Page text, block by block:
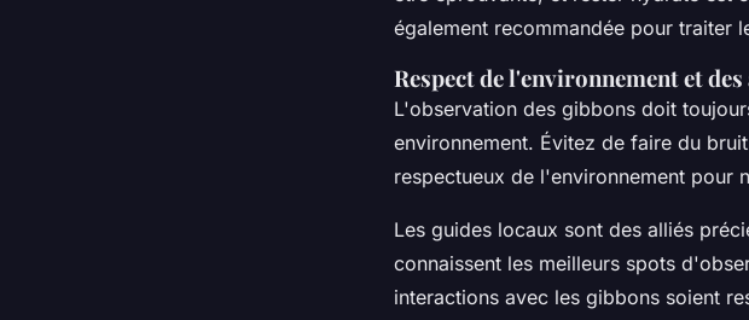
également recommandée pour traiter
Respect de l'environnement et
L'observation des gibbons doit
environnement. Évitez de faire du
respectueux de l'environnement pour
Les guides locaux sont des alliés
connaissent les meilleurs spots
interactions avec les gibbons soient